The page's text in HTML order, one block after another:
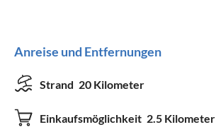
Anreise und Entfernungen
Strand 20 Kilometer
Einkaufsmöglichkeit 2.5 Kilometer